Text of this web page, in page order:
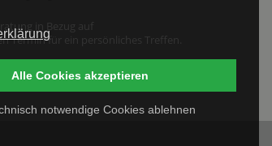
notwendige Cookies ablehnen
Alle Cookies akzeptieren
in Bezug auf
Termin für ein persönliches Treffen.